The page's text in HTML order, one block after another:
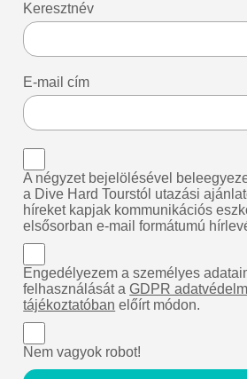
Keresztnév
E-mail cím
A négyzet bejelölésével
a Dive Hard Tourstól utazási
híreket kapjak kommunikációs
elsősorban e-mail formátumú
Engedélyezem a személyes
felhasználását aGDPR
tájékoztatóban előírt módon.
Nem vagyok robot!